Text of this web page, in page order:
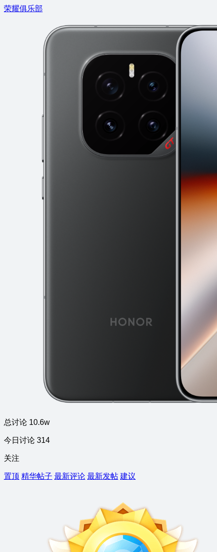
荣耀俱乐部
总讨论 10.6w
今日讨论 314
关注
置顶 精华帖子 最新评论 最新发帖 建议